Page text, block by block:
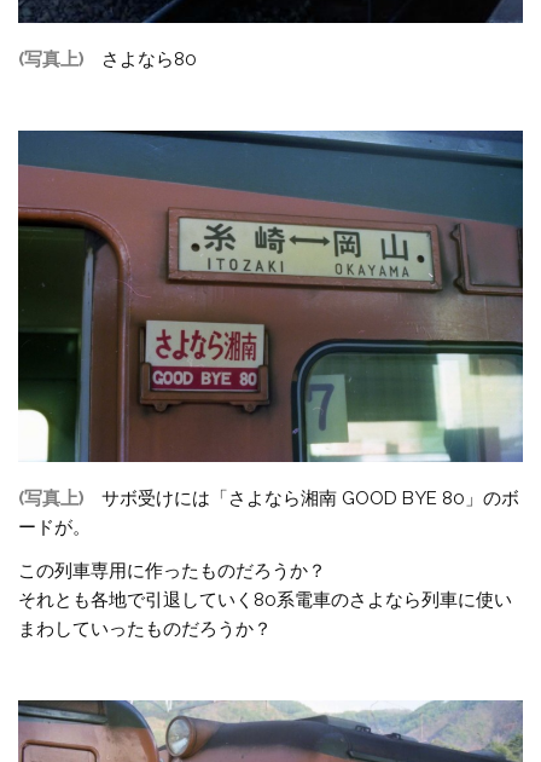
(写真上) さよなら80
(写真上)
サボ受けには「さよなら湘南 GOOD BYE 80」のボ
ードが。
この列車専用に作ったものだろうか？
それとも各地で引退していく80系電車のさよなら列車に使い
まわしていったものだろうか？